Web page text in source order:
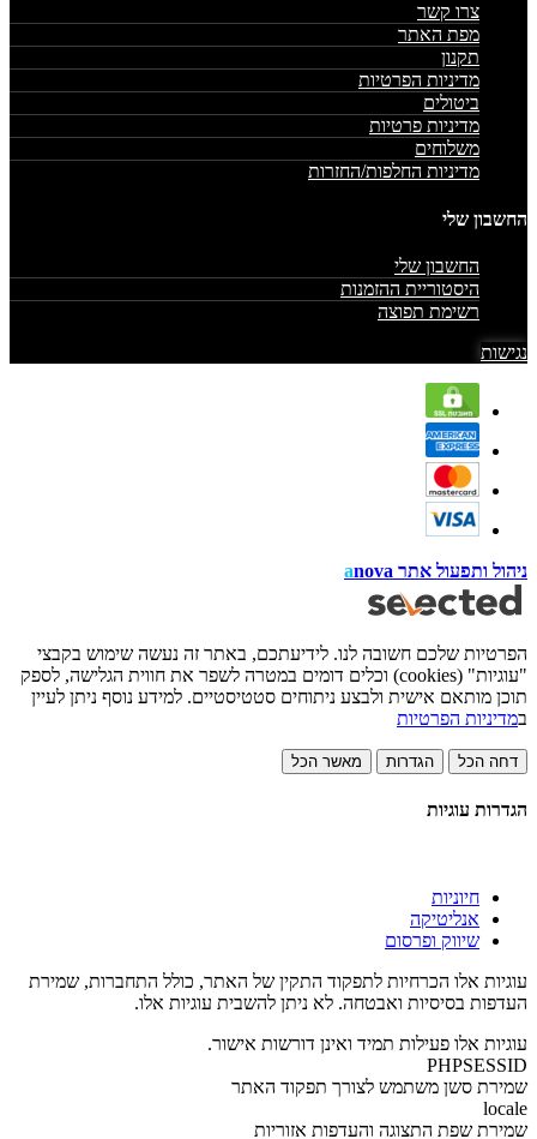
צרו קשר
מפת האתר
תקנון
מדיניות הפרטיות
ביטולים
מדיניות פרטיות
משלוחים
מדיניות החלפות/החזרות
החשבון שלי
החשבון שלי
היסטוריית ההזמנות
רשימת תפוצה
נגישות
ניהול ותפעול אתר anova
הפרטיות שלכם חשובה לנו. לידיעתכם, באתר זה נעשה שימוש בקבצי
"עוגיות" (cookies) וכלים דומים במטרה לשפר את חווית הגלישה, לספק
תוכן מותאם אישית ולבצע ניתוחים סטטיסטיים. למידע נוסף ניתן לעיין
במדיניות הפרטיות
דחה הכל הגדרות מאשר הכל
הגדרות עוגיות
חיוניות
אנליטיקה
שיווק ופרסום
עוגיות אלו הכרחיות לתפקוד התקין של האתר, כולל התחברות, שמירת
העדפות בסיסיות ואבטחה. לא ניתן להשבית עוגיות אלו.
עוגיות אלו פעילות תמיד ואינן דורשות אישור.
PHPSESSID
שמירת סשן משתמש לצורך תפקוד האתר
locale
שמירת שפת התצוגה והעדפות אזוריות